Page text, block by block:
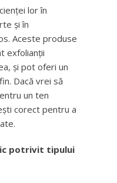
lor în
și în
Aceste produse
exfolianții
și pot oferi un
Dacă vrei să
un ten
corect pentru a
potrivit tipului